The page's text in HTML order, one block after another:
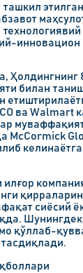
инновацион
Ҳолдингнинг
билан
ва Walmart
McCormick
илғор
сиёсий
қўллаб-